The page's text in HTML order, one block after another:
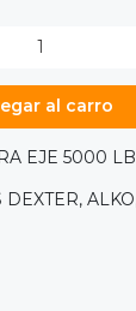
al carro
EJE 5000